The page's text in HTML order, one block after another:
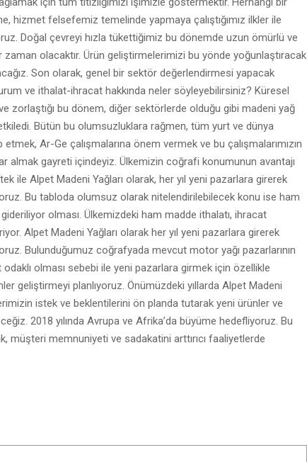
hizmet felsefemiz temelinde yapmaya çalıştığımız ilkler ile
Doğal çevreyi hızla tükettiğimiz bu dönemde uzun ömürlü ve
olacaktır. Ürün geliştirmelerimizi bu yönde yoğunlaştıracak
Son olarak, genel bir sektör değerlendirmesi yapacak
ve ithalat-ihracat hakkında neler söyleyebilirsiniz? Küresel
zorlaştığı bu dönem, diğer sektörlerde olduğu gibi madeni yağ
Bütün bu olumsuzluklara rağmen, tüm yurt ve dünya
Ar-Ge çalışmalarına önem vermek ve bu çalışmalarımızın
almak gayreti içindeyiz. Ülkemizin coğrafi konumunun avantajı
ile Alpet Madeni Yağları olarak, her yıl yeni pazarlara girerek
Bu tabloda olumsuz olarak nitelendirilebilecek konu ise ham
olması. Ülkemizdeki ham madde ithalatı, ihracat
Alpet Madeni Yağları olarak her yıl yeni pazarlara girerek
Bulunduğumuz coğrafyada mevcut motor yağı pazarlarının
olması sebebi ile yeni pazarlara girmek için özellikle
geliştirmeyi planlıyoruz. Önümüzdeki yıllarda Alpet Madeni
istek ve beklentilerini ön planda tutarak yeni ürünler ve
2018 yılında Avrupa ve Afrika’da büyüme hedefliyoruz. Bu
müşteri memnuniyeti ve sadakatini arttırıcı faaliyetlerde